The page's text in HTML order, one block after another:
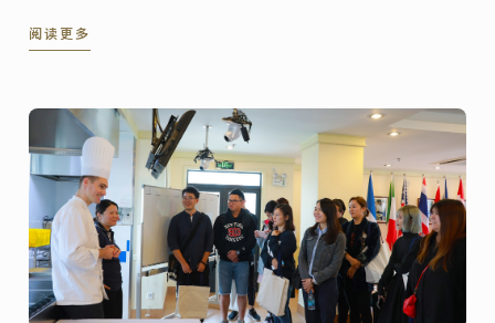
区、马来西亚、泰国、日本、韩国、 ...
阅读更多